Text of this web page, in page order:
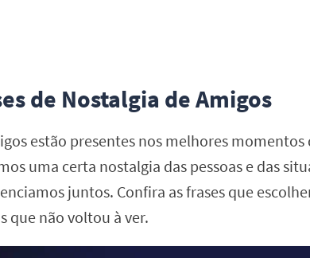
de Nostalgia de Amigos
estão presentes nos melhores
uma certa nostalgia das pessoas e das
juntos. Confira as frases que
que não voltou à ver.